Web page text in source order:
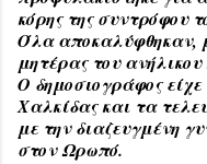
κόρης της συντρόφου
Όλα αποκαλύφθηκαν,
μητέρας του
Ο δημοσιογράφος
Χαλκίδας και τα
με την διαζευγμένη
στον Ωρωπό.